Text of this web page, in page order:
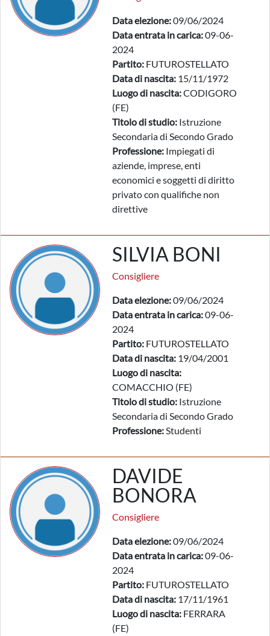
Data elezione:09/06/2024
Data entrata in carica:09-06-
2024
Partito: FUTUROSTELLATO
Data di nascita: 15/11/1972
Luogo di nascita:CODIGORO
(FE)
Titolo di studio: Istruzione
Secondaria di Secondo Grado
Professione: Impiegati di
aziende, imprese, enti
economici e soggetti di diritto
privato con qualifiche non
direttive
SILVIA BONI
Consigliere
Data elezione:09/06/2024
Data entrata in carica:09-06-
2024
Partito: FUTUROSTELLATO
Data di nascita: 19/04/2001
Luogo di nascita:
COMACCHIO (FE)
Titolo di studio: Istruzione
Secondaria di Secondo Grado
Professione:Studenti
DAVIDE
BONORA
Consigliere
Data elezione:09/06/2024
Data entrata in carica:09-06-
2024
Partito: FUTUROSTELLATO
Data di nascita: 17/11/1961
Luogo di nascita: FERRARA
(FE)